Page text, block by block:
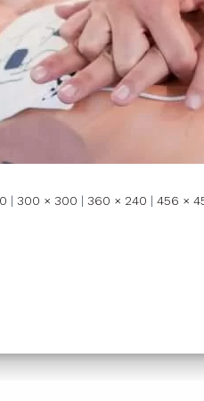
| 300 × 300 | 360 × 240 | 456 ×